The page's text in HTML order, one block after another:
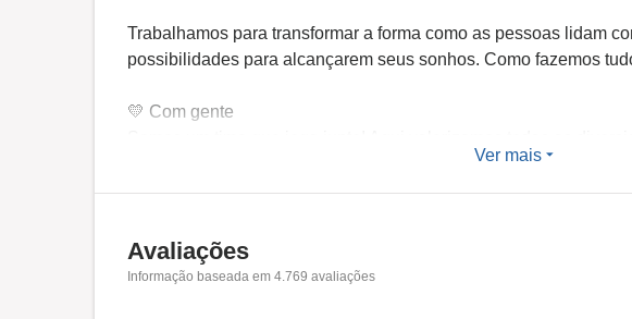
Trabalhamos para transformar a forma como as pessoas lidam
possibilidades para alcançarem seus sonhos. Como fazemos
💛 Com gente
idade, origem, pessoa com deficiência, orientação afetivo-
O espírito disruptivo e inovador está no nosso DNA: somos parte
brasileira, foi pioneira na internet e transforma a vida das pessoas
Ver mais
Avaliações
Informação baseada em 4.769 avaliações